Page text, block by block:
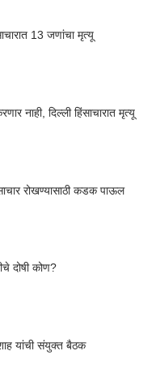
13 जणांचा मृत्यू
नाही, दिल्ली हिंसाचारात मृत्यू
रोखण्यासाठी कडक पाऊल
दोषी कोण?
यांची संयुक्त बैठक